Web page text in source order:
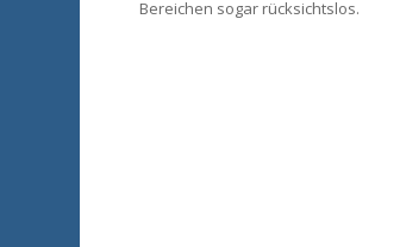
Bereichen sogar rücksichtslos.